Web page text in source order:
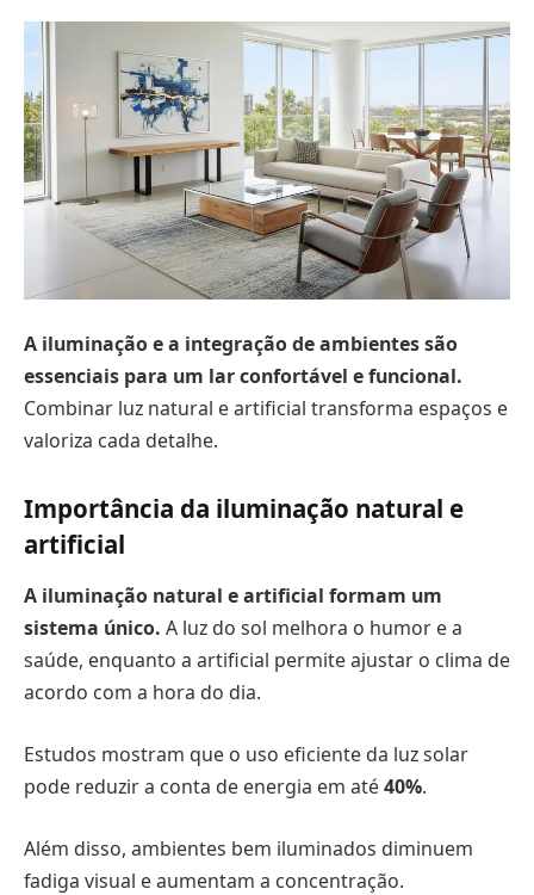
A iluminação e a integração de ambientes são
essenciais para um lar confortável e funcional.
Combinar luz natural e artificial transforma espaços e
valoriza cada detalhe.
Importância da iluminação natural e
artificial
A iluminação natural e artificial formam um
sistema único. A luz do sol melhora o humor e a
saúde, enquanto a artificial permite ajustar o clima de
acordo com a hora do dia.
Estudos mostram que o uso eficiente da luz solar
pode reduzir a conta de energia em até40%.
Além disso, ambientes bem iluminados diminuem
fadiga visual e aumentam a concentração.